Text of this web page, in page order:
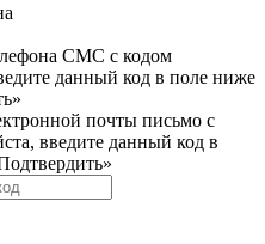
СМС с кодом
данный код в поле ниже
почты письмо с
введите данный код в